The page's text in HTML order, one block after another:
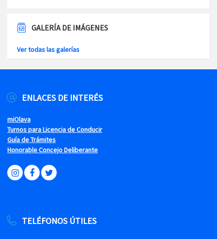
GALERÍA DE IMÁGENES
Ver todas las galerías
ENLACES DE INTERÉS
miOlava
Turnos para Licencia de Conducir
Guía de Trámites
Honorable Concejo Deliberante
TELÉFONOS ÚTILES